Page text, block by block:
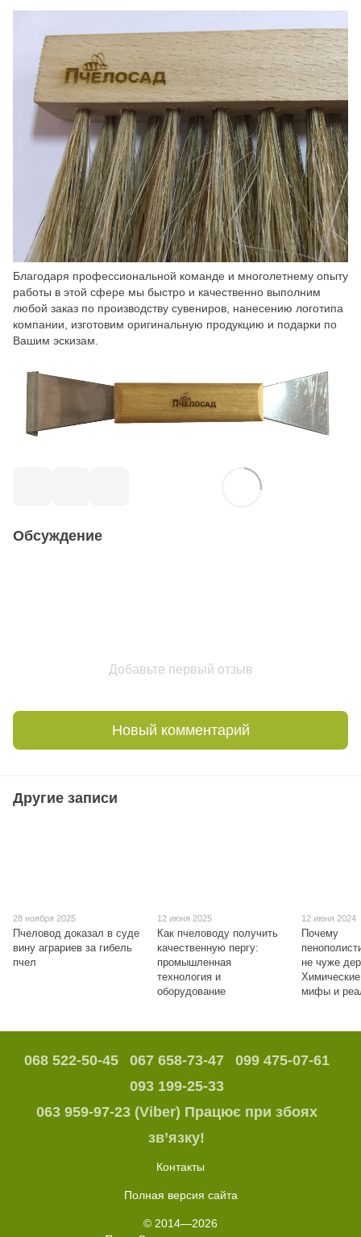
Благодаря профессиональной команде и многолетнему опыту
работы в этой сфере мы быстро и качественно выполним
любой заказ по производству сувениров, нанесению логотипа
компании, изготовим оригинальную продукцию и подарки по
Вашим эскизам.
Обсуждение
Добавьте первый отзыв
Новый комментарий
Другие записи
28 ноября 2025
Пчеловод доказал в суде
вину аграриев за гибель
пчел
12 июня 2025
Как пчеловоду получить
качественную пергу:
промышленная
технология и
оборудование
12 июня 2024
Почему
не чуже
мифы и
068 522-50-45 067 658-73-47
099 475-07-61
093 199-25-33
063 959-97-23 (Viber) Працює при збоях
зв’язку!
Контакты
Полная версия сайта
© 2014—2026